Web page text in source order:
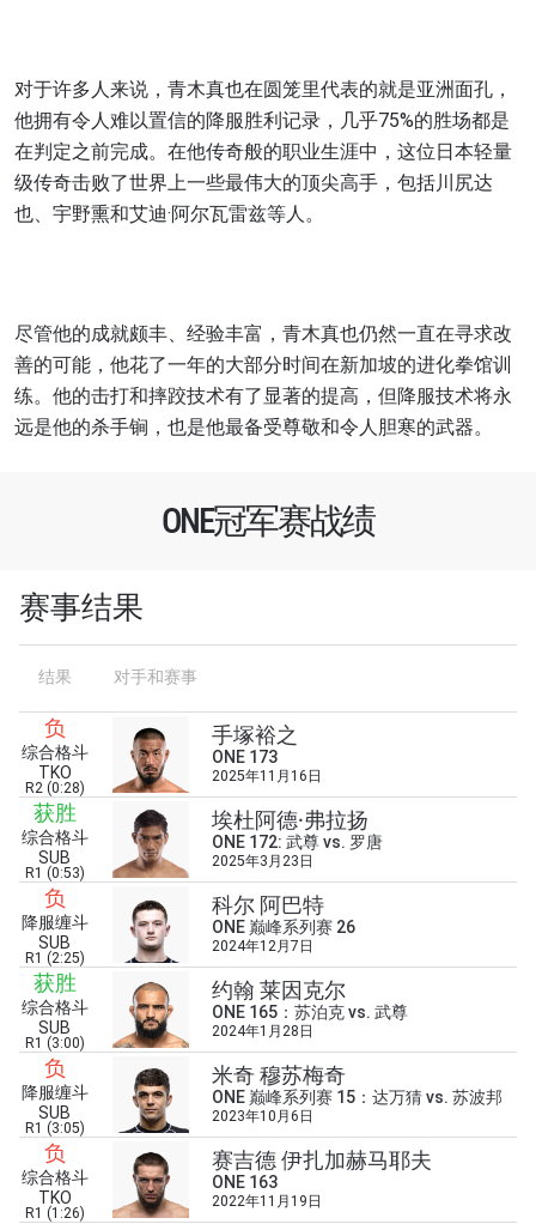
对于许多人来说，青木真也在圆笼里代表的就是亚洲面孔，
他拥有令人难以置信的降服胜利记录，几乎75%的胜场都是
在判定之前完成。在他传奇般的职业生涯中，这位日本轻量
级传奇击败了世界上一些最伟大的顶尖高手，包括川尻达
也、宇野熏和艾迪·阿尔瓦雷兹等人。
尽管他的成就颇丰、经验丰富，青木真也仍然一直在寻求改
善的可能，他花了一年的大部分时间在新加坡的进化拳馆训
练。他的击打和摔跤技术有了显著的提高，但降服技术将永
远是他的杀手锏，也是他最备受尊敬和令人胆寒的武器。
ONE冠军赛战绩
赛事结果
结果 对手和赛事
负
综合格斗
TKO
R2 (0:28)
手塚裕之
ONE 173
2025年11月16日
获胜
综合格斗
SUB
R1 (0:53)
埃杜阿德·弗拉扬
ONE 172: 武尊 vs. 罗唐
2025年3月23日
负
降服缠斗
SUB
R1 (2:25)
科尔 阿巴特
ONE 巅峰系列赛 26
2024年12月7日
获胜
综合格斗
SUB
R1 (3:00)
约翰 莱因克尔
ONE 165：苏泊克 vs. 武尊
2024年1月28日
负
降服缠斗
SUB
R1 (3:05)
米奇 穆苏梅奇
ONE 巅峰系列赛 15：达万猜 vs. 苏波邦
2023年10月6日
负
综合格斗
TKO
R1 (1:26)
赛吉德 伊扎加赫马耶夫
ONE 163
2022年11月19日
对手
赛事
查看集锦
浏览了解更多
在任何地域观看ONE冠军赛，现在注册获得权限了
解最新资讯、解锁特别福利以及优先机遇获得直播
场次的最佳座位！
邮箱
名字
订阅
提交此表格签署弹出免责声明，即表示您同意我们
的隐私政策，我们将收集、使用和披露您的信息。
您可以随时取消订阅这些信息。